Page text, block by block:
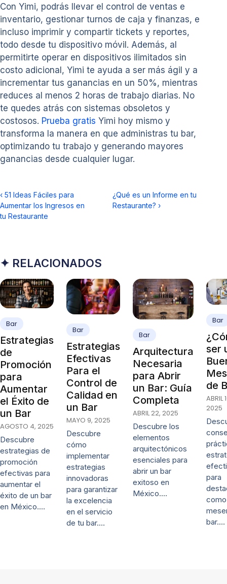
Con Yimi, podrás llevar el control de ventas e
inventario, gestionar turnos de caja y finanzas, e
incluso imprimir y compartir tickets y reportes,
todo desde tu dispositivo móvil. Además, al
permitirte operar en dispositivos ilimitados sin
costo adicional, Yimi te ayuda a ser más ágil y a
incrementar tus ganancias en un 50%, mientras
reduces al menos 2 horas de trabajo diarias. No
te quedes atrás con sistemas obsoletos y
costosos. Prueba gratis Yimi hoy mismo y
transforma la manera en que administras tu bar,
optimizando tu trabajo y generando mayores
ganancias desde cualquier lugar.
‹ 51 Ideas Fáciles para
Aumentar los Ingresos en
tu Restaurante
¿Qué es un Informe en tu
Restaurante? ›
✦ RELACIONADOS
Bar
Estrategias
de
Promoción
para
Aumentar
el Éxito de
un Bar
AGOSTO 4, 2025
Descubre
estrategias de
promoción
efectivas para
aumentar el
éxito de un bar
en México.…
Bar
Estrategias
Efectivas
Para el
Control de
Calidad en
un Bar
MAYO 9, 2025
Descubre
cómo
implementar
estrategias
innovadoras
para garantizar
la excelencia
en el servicio
de tu bar.…
Bar
Arquitectura
Necesaria
para Abrir
un Bar: Guía
Completa
ABRIL 22, 2025
Descubre los
elementos
arquitectónicos
esenciales para
abrir un bar
exitoso en
México.…
Bar
ser
de
ABRIL
2025
para
como
bar.…